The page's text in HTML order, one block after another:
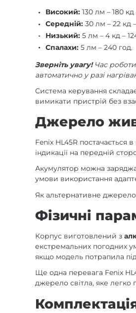
Високий: 130 лм – 180
Середній: 30 лм – 22 кд
Низький:5 лм – 4 кд –
Спалахи:5 лм – 240 год.
Зверніть увагу! Час
автоматично у разі
Система керування
вимикати пристрій без
Джерело
Fenix HL45R постачається
індикації на передній
Акумулятор можна
умови використання
Як альтернативне
Фізичні
Корпус виготовлений з
екстремальних погодних
якщо модель потрапила
Ще одна перевага Fenix
джерело світла, яке легко